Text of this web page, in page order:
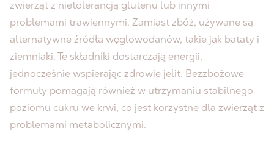
zwierząt z nietolerancją glutenu lub innymi
problemami trawiennymi. Zamiast zbóż, używane są
alternatywne źródła węglowodanów, takie jak bataty i
ziemniaki. Te składniki dostarczają energii,
jednocześnie wspierając zdrowie jelit. Bezzbożowe
formuły pomagają również w utrzymaniu stabilnego
poziomu cukru we krwi, co jest korzystne dla zwierząt z
problemami metabolicznymi.